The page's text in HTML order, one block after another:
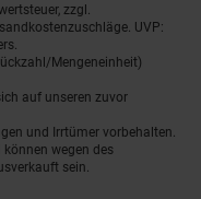
zzgl.
UVP:
Mengeneinheit)
auf unseren zuvor
und Irrtümer vorbehalten.
wegen des
sein.